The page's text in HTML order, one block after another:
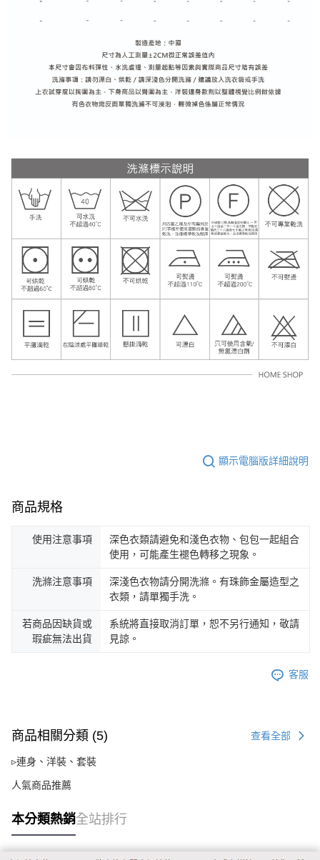
顯示電腦版詳細說明
商品規格
使用注意事項
深色衣類請避免和淺色衣物、包包一起組合
使用，可能產生褪色轉移之現象。
洗滌注意事項
深淺色衣物請分開洗滌。有珠飾金屬造型之
衣類，請單獨手洗。
若商品因缺貨或
瑕疵無法出貨
系統將直接取消訂單，恕不另行通知，敬請
見諒。
客服
商品相關分類 (5) 查看全部
▹連身、洋裝、套裝
人氣商品推薦
本分類熱銷全站排行